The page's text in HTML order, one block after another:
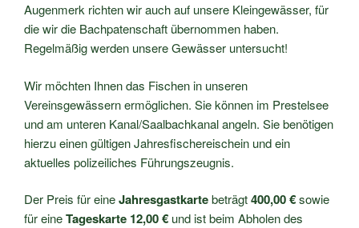
Augenmerk richten wir auch auf unsere Kleingewässer, für
die wir die Bachpatenschaft übernommen haben.
Regelmäßig werden unsere Gewässer untersucht!
Wir möchten Ihnen das Fischen in unseren
Vereinsgewässern ermöglichen. Sie können im Prestelsee
und am unteren Kanal/Saalbachkanal angeln. Sie benötigen
hierzu einen gültigen Jahresfischereischein und ein
aktuelles polizeiliches Führungszeugnis.
Der Preis für eineJahresgastkartebeträgt400,00 €sowie
für eineTageskarte 12,00 € und ist beim Abholen des